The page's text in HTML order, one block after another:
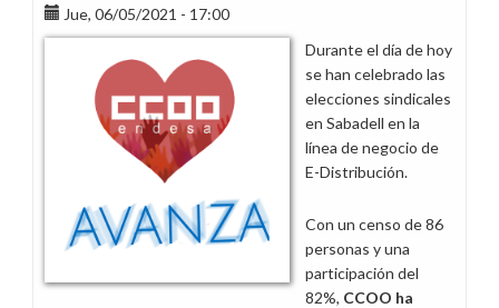
3
las
elecciones
E-
Distribución
en
Granada
Jue, 06/05/2021 - 17:00
Durante el día de hoy
se han celebrado las
elecciones sindicales
en Sabadell en la
línea de negocio de
E-Distribución.
Con un censo de 86
personas y una
participación del
82%, CCOO ha